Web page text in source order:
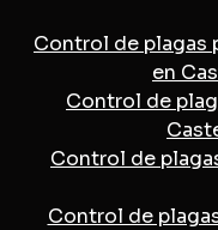
Control de plagas
en
Control de
Control de
Control de